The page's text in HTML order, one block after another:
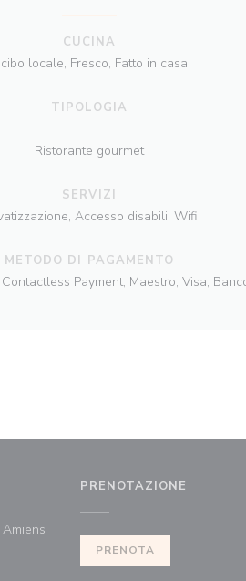
CUCINA
locale, Fresco, Fatto in casa
TIPOLOGIA
Ristorante gourmet
SERVIZI
Accesso disabili, Wifi
METODO DI PAGAMENTO
Payment, Maestro, Visa,
PRENOTAZIONE
PRENOTA